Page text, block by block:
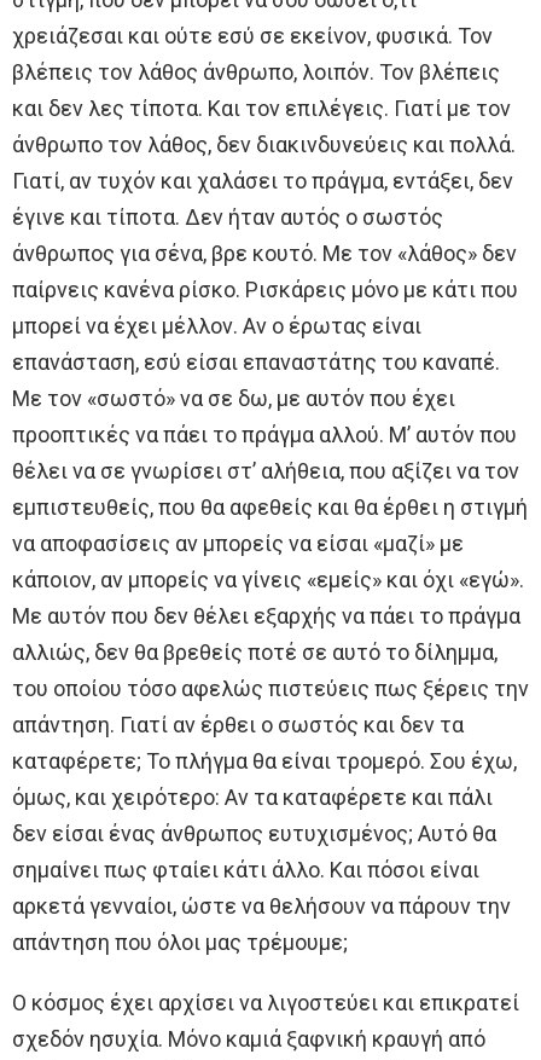
χρειάζεσαι και ούτε εσύ σε εκείνον, φυσικά. Τον
βλέπεις τον λάθος άνθρωπο, λοιπόν. Τον βλέπεις
και δεν λες τίποτα. Και τον επιλέγεις. Γιατί με τον
άνθρωπο τον λάθος, δεν διακινδυνεύεις και πολλά.
Γιατί, αν τυχόν και χαλάσει το πράγμα, εντάξει, δεν
έγινε και τίποτα. Δεν ήταν αυτός ο σωστός
άνθρωπος για σένα, βρε κουτό. Με τον «λάθος» δεν
παίρνεις κανένα ρίσκο. Ρισκάρεις μόνο με κάτι που
μπορεί να έχει μέλλον. Αν ο έρωτας είναι
επανάσταση, εσύ είσαι επαναστάτης του καναπέ.
Με τον «σωστό» να σε δω, με αυτόν που έχει
προοπτικές να πάει το πράγμα αλλού. Μ’ αυτόν που
θέλει να σε γνωρίσει στ’ αλήθεια, που αξίζει να τον
εμπιστευθείς, που θα αφεθείς και θα έρθει η στιγμή
να αποφασίσεις αν μπορείς να είσαι «μαζί» με
κάποιον, αν μπορείς να γίνεις «εμείς» και όχι «εγώ».
Με αυτόν που δεν θέλει εξαρχής να πάει το πράγμα
αλλιώς, δεν θα βρεθείς ποτέ σε αυτό το δίλημμα,
του οποίου τόσο αφελώς πιστεύεις πως ξέρεις την
απάντηση. Γιατί αν έρθει ο σωστός και δεν τα
καταφέρετε; Το πλήγμα θα είναι τρομερό. Σου έχω,
όμως, και χειρότερο: Αν τα καταφέρετε και πάλι
δεν είσαι ένας άνθρωπος ευτυχισμένος; Αυτό θα
σημαίνει πως φταίει κάτι άλλο. Και πόσοι είναι
αρκετά γενναίοι, ώστε να θελήσουν να πάρουν την
απάντηση που όλοι μας τρέμουμε;
Ο κόσμος έχει αρχίσει να λιγοστεύει και επικρατεί
σχεδόν ησυχία. Μόνο καμιά ξαφνική κραυγή από